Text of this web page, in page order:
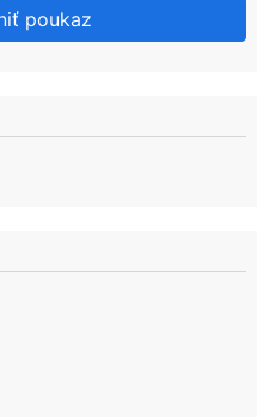
poukaz